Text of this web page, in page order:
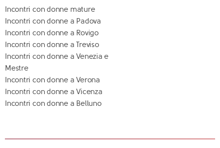
Incontri con donne mature
Incontri con donne a Padova
Incontri con donne a Rovigo
Incontri con donne a Treviso
Incontri con donne a Venezia e
Mestre
Incontri con donne a Verona
Incontri con donne a Vicenza
Incontri con donne a Belluno